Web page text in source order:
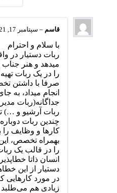
قاسم – سپتامبر 17, 2021
با سلام و احترام
ربات دستیار در
میدهد و هنر جناب
را در یک ربات
صرفا با داشتن
انجام میداد، به
جداگانه(ربات
ربات آرشیو و …)
چندین ربات
کارها و وظایف را
بهمراه تخصص، این
را در قالب یک
انسان ذاتا
دستیار از این
در مورد کارهایی
زیادی هم می‌طلبد